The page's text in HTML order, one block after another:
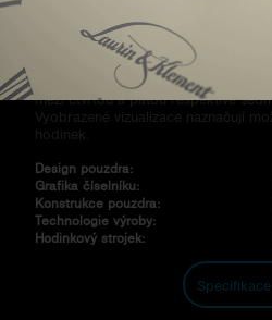
Pro zákazníky, kteří netouží po
nabízí i další možná provedení ,
nebo PB80. Ty se vyznačují pozicí
mezi čtvrtou a pátou respektive
Vyobrazené vizualizace naznačují
hodinek.
Design pouzdra:
Grafika číselníku:
Konstrukce pouzdra:
Technologie výroby:
Hodinkový strojek:
Specifikace